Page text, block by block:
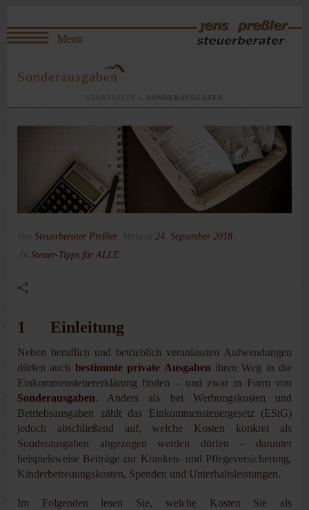
Sonderausgaben
» SONDERAUSGABEN
Von Steuerberater Preßler Verfasst 24. September 2018
In Steuer-Tipps für ALLE
1 Einleitung
Neben beruflich und betrieblich veranlassten Aufwendungen
dürfen auch bestimmte private Ausgaben ihren Weg in die
Einkommensteuererklärung finden – und zwar in Form von
Sonderausgaben. Anders als bei Werbungskosten und
Betriebsausgaben zählt das Einkommensteuergesetz (EStG)
jedoch abschließend auf, welche Kosten konkret als
Sonderausgaben abgezogen werden dürfen – darunter
beispielsweise Beiträge zur Kranken- und Pflegeversicherung,
Kinderbetreuungskosten, Spenden und Unterhaltsleistungen.
Im Folgenden lesen Sie, welche Kosten Sie als